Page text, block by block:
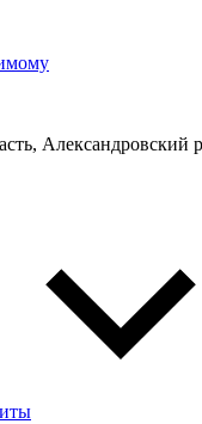
Александровский